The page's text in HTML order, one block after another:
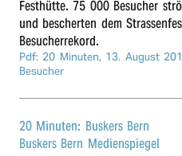
e
r
n
Festhütte. 75 000 Besu­cher
und bescher­ten dem
Besucherrekord.
Pdf: 20 Minuten, 13. August
Besucher
20 Minuten: Buskers Bern
Buskers Bern Medienspiegel